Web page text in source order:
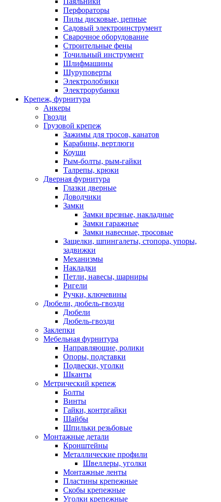
Перфораторы
Пилы дисковые, цепные
Садовый электроинструмент
Сварочное оборудование
Строительные фены
Точильный инструмент
Шлифмашины
Шуруповерты
Электролобзики
Электрорубанки
Крепеж, фурнитура
Анкеры
Гвозди
Грузовой крепеж
Зажимы для тросов, канатов
Карабины, вертлюги
Коуши
Рым-болты, рым-гайки
Талрепы, крюки
Дверная фурнитура
Глазки дверные
Доводчики
Замки
Замки врезные, накладные
Замки гаражные
Замки навесные, тросовые
Защелки, шпингалеты, стопора, упоры,
задвижки
Механизмы
Накладки
Петли, навесы, шарниры
Ригели
Ручки, ключевины
Дюбели, дюбель-гвозди
Дюбели
Дюбель-гвозди
Заклепки
Мебельная фурнитура
Направляющие, ролики
Опоры, подставки
Подвески, уголки
Шканты
Метрический крепеж
Болты
Винты
Гайки, контргайки
Шайбы
Шпильки резьбовые
Монтажные детали
Кронштейны
Металлические профили
Швеллеры, уголки
Монтажные ленты
Пластины крепежные
Скобы крепежные
Уголки крепежные